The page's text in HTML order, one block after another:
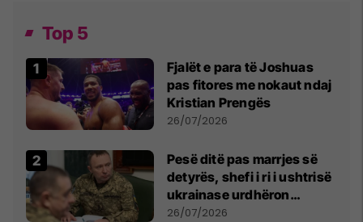
Top 5
Fjalët e para të Joshuas
pas fitores me nokaut ndaj
Kristian Prengës
26/07/2026
Pesë ditë pas marrjes së
detyrës, shefi i ri i ushtrisë
ukrainase urdhëron
kontroll të madh
26/07/2026